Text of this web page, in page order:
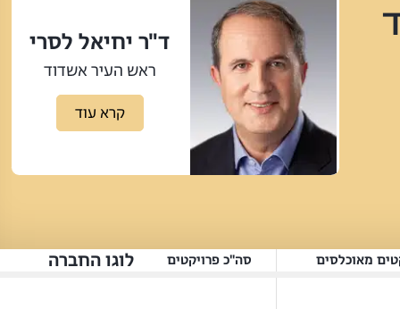
ד"ר יחיאל לסרי
ראש העיר אשדוד
קרא עוד
מאוכלסים סה"כ פרויקטים לוגו החברה